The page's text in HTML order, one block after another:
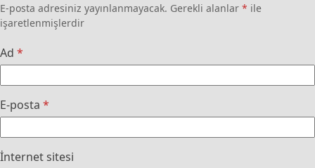
E-posta adresiniz yayınlanmayacak. Gerekli alanlar * ile
işaretlenmişlerdir
Ad *
E-posta *
İnternet sitesi